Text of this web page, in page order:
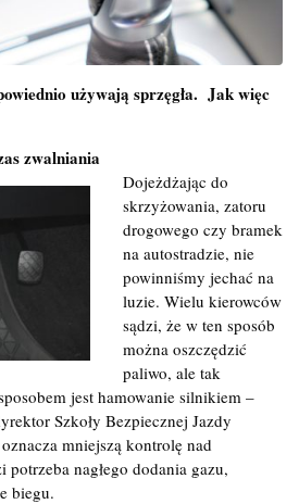
używają sprzęgła. Jak więc
zwalniania
Dojeżdżając do
skrzyżowania, zatoru
drogowego czy bramek
na autostradzie, nie
powinniśmy jechać na
luzie. Wielu kierowców
sądzi, że w ten sposób
można oszczędzić
paliwo, ale tak
jest hamowanie silnikiem –
Szkoły Bezpiecznej Jazdy
mniejszą kontrolę nad
nagłego dodania gazu,
biegu.